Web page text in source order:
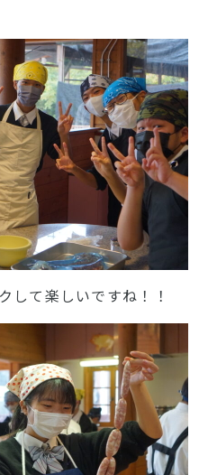
して楽しいですね！！